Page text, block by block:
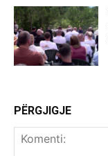
PËRGJIGJE